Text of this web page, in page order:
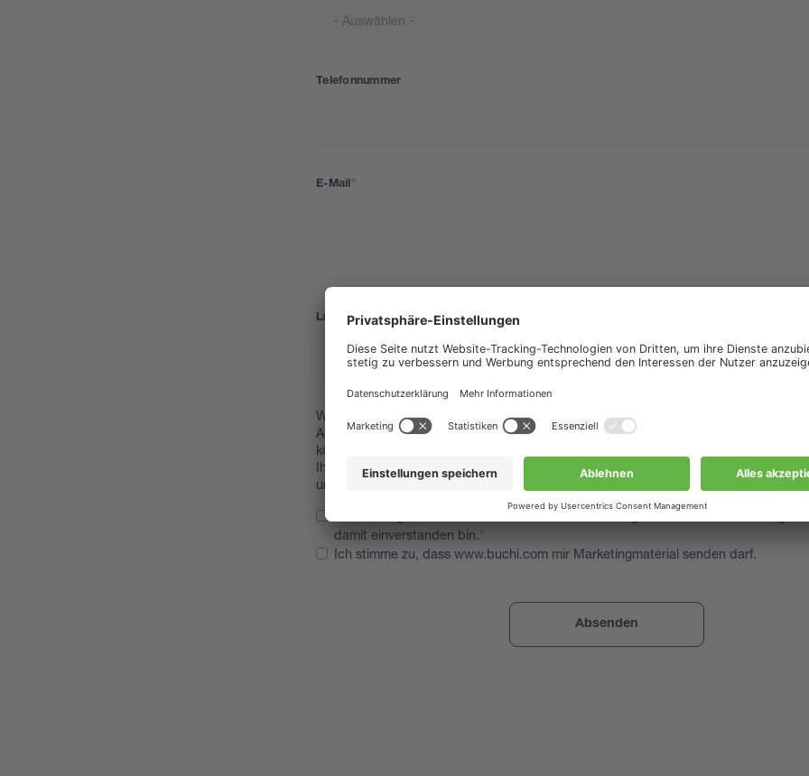
Telefonnummer
E-Mail
Land
Wir möchten Ihnen in Zukunft weitere relevante Informationen zusenden, z. B.
Anwendungshinweise, Leitfäden, Webinar- und Seminareinladungen, die für Sie von
könnten. Daher möchten wir Sie um Ihr Einverständnis bitten, mit Ihnen in Kontakt
Ihre Rechte und wie wir Ihre personenbezogenen Daten nutzen und verarbeiten,
unserer
Datenschutzerklärung
Ich bestätige, dass ich die Datenschutzbestimmungen von www.buchi.com
damit einverstanden bin.
Ich stimme zu, dass www.buchi.com mir Marketingmaterial senden darf.